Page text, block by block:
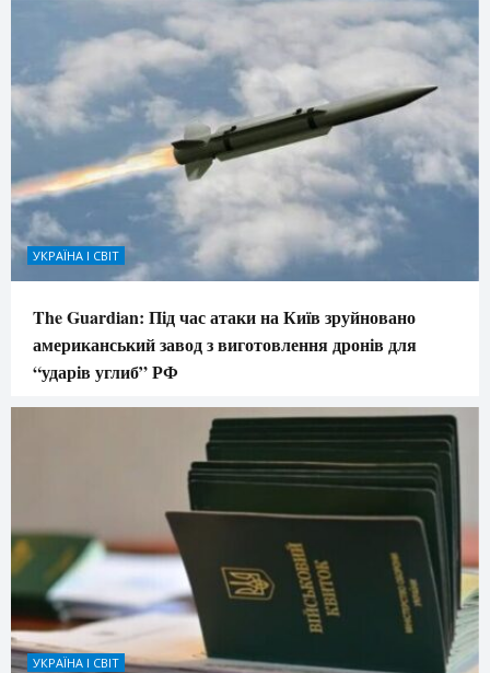
УКРАЇНА І СВІТ
The Guardian: Під час атаки на Київ зруйновано
американський завод з виготовлення дронів для
“ударів углиб” РФ
УКРАЇНА І СВІТ